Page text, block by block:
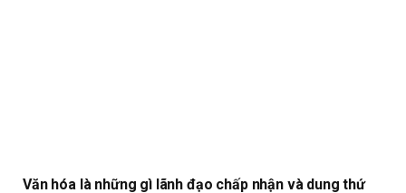
Văn hóa là những gì lãnh đạo chấp nhận và dung thứ